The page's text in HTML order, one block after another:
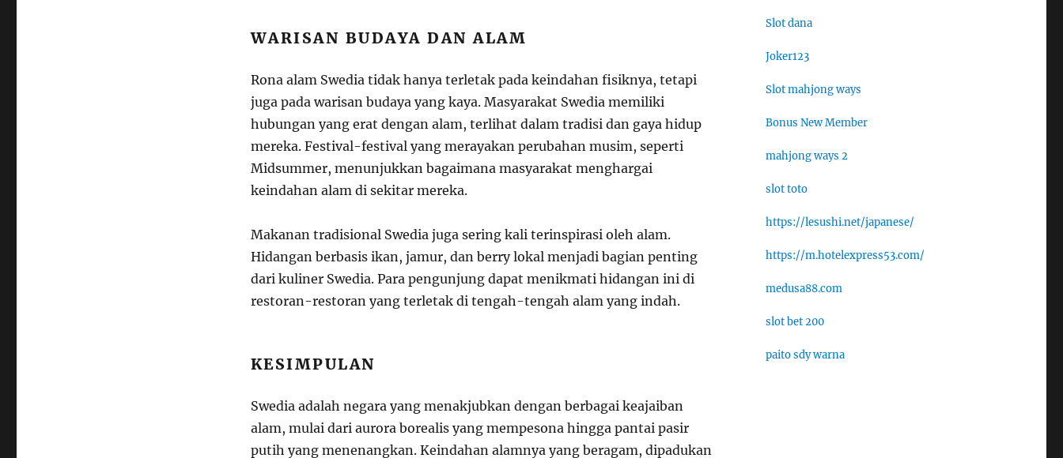
WARISAN BUDAYA DAN ALAM
Rona alam Swedia tidak hanya terletak pada keindahan fisiknya, tetapi
juga pada warisan budaya yang kaya. Masyarakat Swedia memiliki
hubungan yang erat dengan alam, terlihat dalam tradisi dan gaya hidup
mereka. Festival-festival yang merayakan perubahan musim, seperti
Midsummer, menunjukkan bagaimana masyarakat menghargai
keindahan alam di sekitar mereka.
Makanan tradisional Swedia juga sering kali terinspirasi oleh alam.
Hidangan berbasis ikan, jamur, dan berry lokal menjadi bagian penting
dari kuliner Swedia. Para pengunjung dapat menikmati hidangan ini di
restoran-restoran yang terletak di tengah-tengah alam yang indah.
KESIMPULAN
Swedia adalah negara yang menakjubkan dengan berbagai keajaiban
alam, mulai dari aurora borealis yang mempesona hingga pantai pasir
putih yang menenangkan. Keindahan alamnya yang beragam, dipadukan
Slot dana
Joker123
Slot mahjong ways
Bonus New Member
mahjong ways 2
slot toto
https://lesushi.net/japanese/
https://m.hotelexpress53.com/
medusa88.com
slot bet 200
paito sdy warna